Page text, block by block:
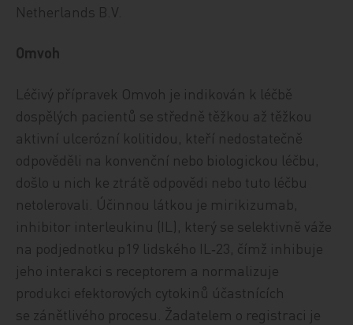
Netherlands B.V.
Omvoh
Léčivý přípravek Omvoh je indikován k léčbě
dospělých pacientů se středně těžkou až těžkou
aktivní ulcerózní kolitidou, kteří nedostatečně
odpověděli na konvenční nebo biologickou léčbu,
došlo u nich ke ztrátě odpovědi nebo tuto léčbu
netolerovali. Účinnou látkou je mirikizumab,
inhibitor interleukinu (IL), který se selektivně váže
na podjednotku p19 lidského IL‑23, čímž inhibuje
jeho interakci s receptorem a normalizuje
produkci efektorových cytokinů účastnících
se zánětlivého procesu. Žadatelem o registraci je